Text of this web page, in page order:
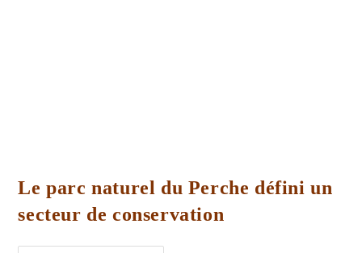
Le parc naturel du Perche défini un
secteur de conservation